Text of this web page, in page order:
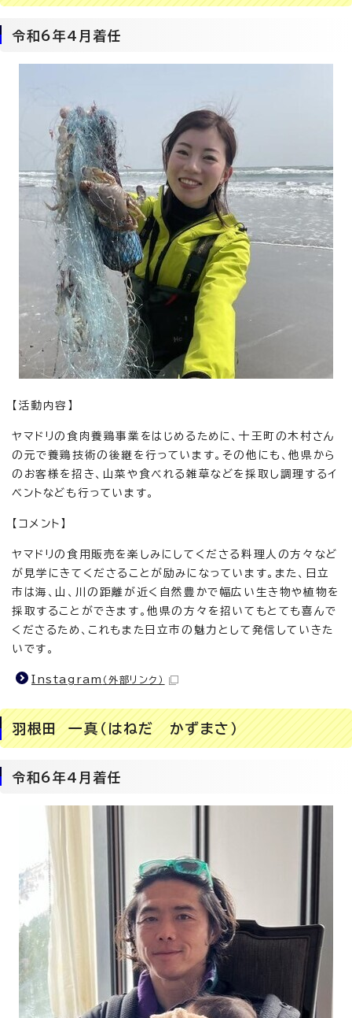
令和6年4月着任
【活動内容】
ヤマドリの食肉養鶏事業をはじめるために、十王町の木村さん
の元で養鶏技術の後継を行っています。その他にも、他県から
のお客様を招き、山菜や食べれる雑草などを採取し調理するイ
ベントなども行っています。
【コメント】
ヤマドリの食用販売を楽しみにしてくださる料理人の方々など
が見学にきてくださることが励みになっています。また、日立
市は海、山、川の距離が近く自然豊かで幅広い生き物や植物を
採取することができます。他県の方々を招いてもとても喜んで
くださるため、これもまた日立市の魅力として発信していきた
いです。
Instagram （外部リンク）
羽根田 一真（はねだ かずまさ）
令和6年4月着任